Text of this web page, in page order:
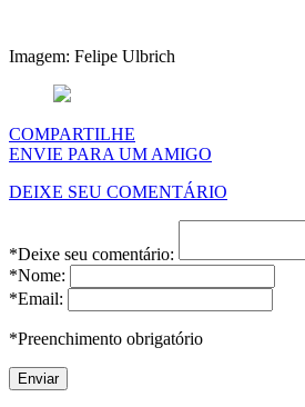
Imagem: Felipe Ulbrich
COMPARTILHE
ENVIE PARA UM AMIGO
DEIXE SEU COMENTÁRIO
*Deixe seu comentário:
*Nome:
*Email:
*Preenchimento obrigatório